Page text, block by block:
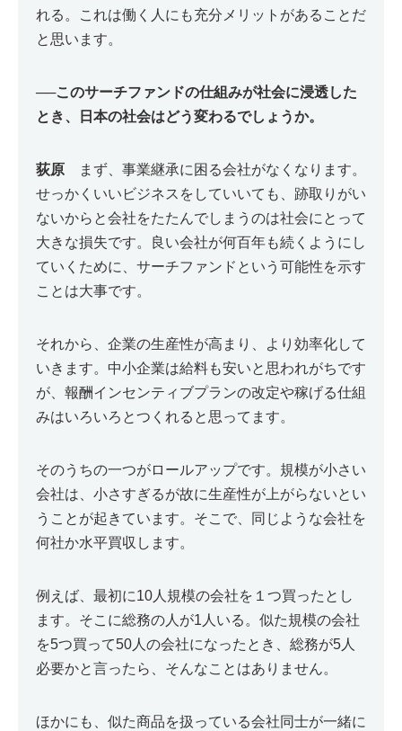
れる。これは働く人にも充分メリットがあることだ
と思います。
──このサーチファンドの仕組みが社会に浸透した
とき、日本の社会はどう変わるでしょうか。
荻原
まず、事業継承に困る会社がなくなります。
せっかくいいビジネスをしていいても、跡取りがい
ないからと会社をたたんでしまうのは社会にとって
大きな損失です。良い会社が何百年も続くようにし
ていくために、サーチファンドという可能性を示す
ことは大事です。
それから、企業の生産性が高まり、より効率化して
いきます。中小企業は給料も安いと思われがちです
が、報酬インセンティブプランの改定や稼げる仕組
みはいろいろとつくれると思ってます。
そのうちの一つがロールアップです。規模が小さい
会社は、小さすぎるが故に生産性が上がらないとい
うことが起きています。そこで、同じような会社を
何社か水平買収します。
例えば、最初に10人規模の会社を１つ買ったとし
ます。そこに総務の人が1人いる。似た規模の会社
を5つ買って50人の会社になったとき、総務が5人
必要かと言ったら、そんなことはありません。
ほかにも、似た商品を扱っている会社同士が一緒に